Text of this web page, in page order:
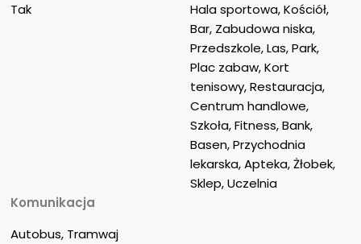
Tak
Hala sportowa, Kościół,
Bar, Zabudowa niska,
Przedszkole, Las, Park,
Plac zabaw, Kort
tenisowy, Restauracja,
Centrum handlowe,
Szkoła, Fitness, Bank,
Basen, Przychodnia
lekarska, Apteka, Żłobek,
Sklep, Uczelnia
Komunikacja
Autobus, Tramwaj